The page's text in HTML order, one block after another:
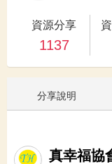
資源分享
1137
分享說明
真幸福協